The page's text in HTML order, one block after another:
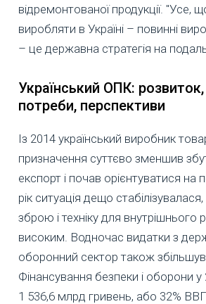
відремонтованої продукції. "Усе,
виробляти в Україні – повинні
– це державна стратегія на
Український ОПК: розвиток,
потреби, перспективи
Із 2014 український виробник
призначення суттєво зменшив
експорт і почав орієнтуватися
рік ситуація дещо
зброю і техніку для внутрішнього
високим. Водночас видатки з
оборонний сектор також
Фінансування безпеки і оборони у
1 536,6 млрд гривень, або 32%